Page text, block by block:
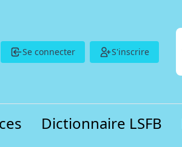
Se connecter S'inscrire
Dictionnaire LSFB